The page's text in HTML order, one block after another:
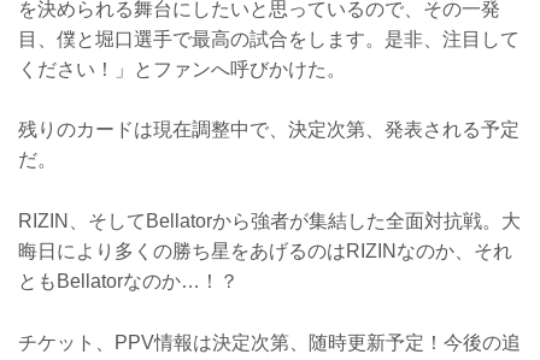
を決められる舞台にしたいと思っているので、その一発
目、僕と堀口選手で最高の試合をします。是非、注目して
ください！」とファンへ呼びかけた。
残りのカードは現在調整中で、決定次第、発表される予定
だ。
RIZIN、そしてBellatorから強者が集結した全面対抗戦。大
晦日により多くの勝ち星をあげるのはRIZINなのか、それ
ともBellatorなのか…！？
チケット、PPV情報は決定次第、随時更新予定！今後の追